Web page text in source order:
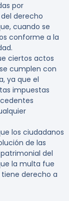
por
derecho
cuando se
conforme a la
ciertos actos
cumplen con
ya que el
impuestas
los ciudadanos
de las
del
la multa fue
derecho a